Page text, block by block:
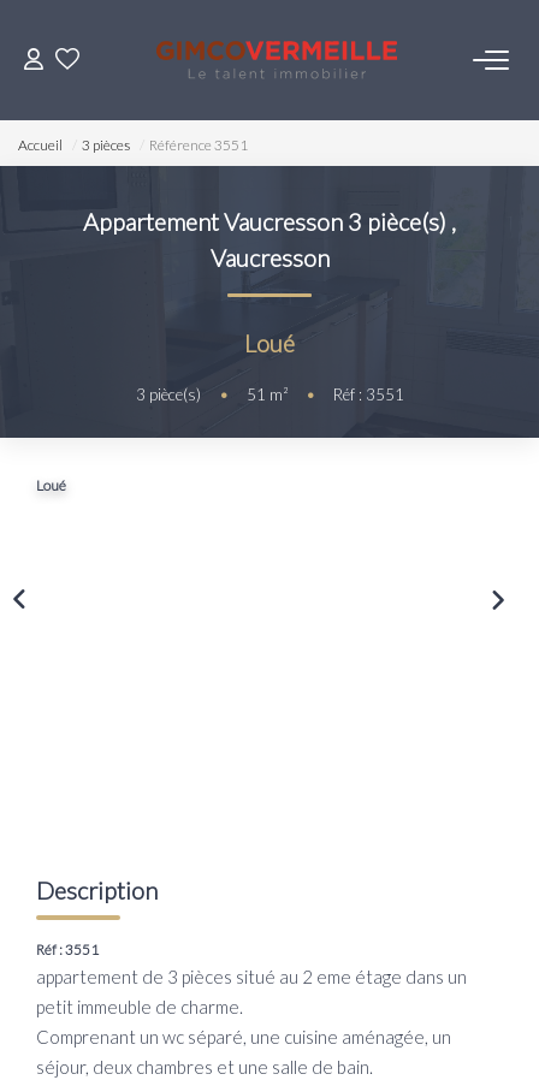
ACHETER
LOUER
ESTIMER
NOS SERVICES
PARRAINAGE
Accueil 3 pièces Référence 3551
Appartement Vaucresson 3 pièce(s) ,
Vaucresson
Loué
3 pièce(s) • 51 m² • Réf : 3551
Loué
Description
Réf : 3551
appartement de 3 pièces situé au 2 eme étage dans un
petit immeuble de charme.
Comprenant un wc séparé, une cuisine aménagée, un
séjour, deux chambres et une salle de bain.